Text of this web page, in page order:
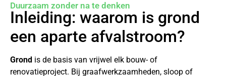
Duurzaam zonder na te denken
Inleiding: waarom is grond
een aparte afvalstroom?
Grond is de basis van vrijwel elk bouw- of
renovatieproject. Bij graafwerkzaamheden, sloop of